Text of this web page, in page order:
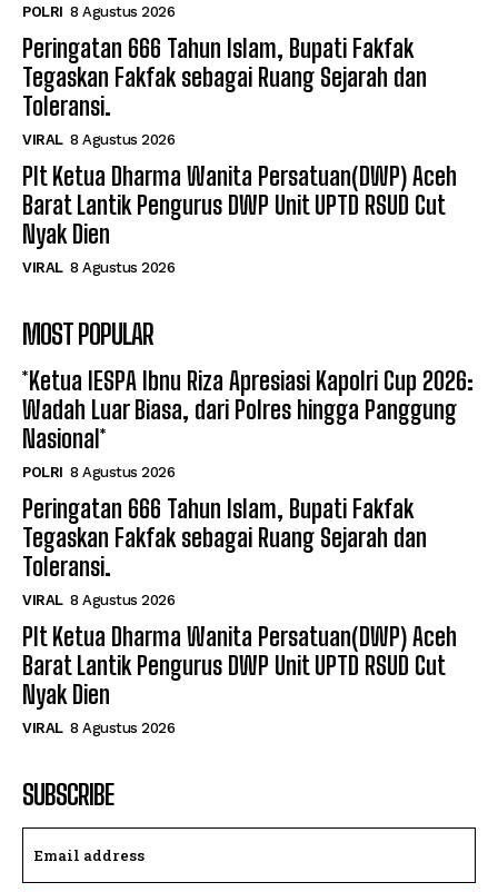
POLRI 8 Agustus 2026
Peringatan 666 Tahun Islam, Bupati Fakfak
Tegaskan Fakfak sebagai Ruang Sejarah dan
Toleransi.
VIRAL 8 Agustus 2026
Plt Ketua Dharma Wanita Persatuan(DWP) Aceh
Barat Lantik Pengurus DWP Unit UPTD RSUD Cut
Nyak Dien
VIRAL 8 Agustus 2026
MOST POPULAR
*Ketua IESPA Ibnu Riza Apresiasi Kapolri Cup 2026:
Wadah Luar Biasa, dari Polres hingga Panggung
Nasional*
POLRI 8 Agustus 2026
Peringatan 666 Tahun Islam, Bupati Fakfak
Tegaskan Fakfak sebagai Ruang Sejarah dan
Toleransi.
VIRAL 8 Agustus 2026
Plt Ketua Dharma Wanita Persatuan(DWP) Aceh
Barat Lantik Pengurus DWP Unit UPTD RSUD Cut
Nyak Dien
VIRAL 8 Agustus 2026
SUBSCRIBE